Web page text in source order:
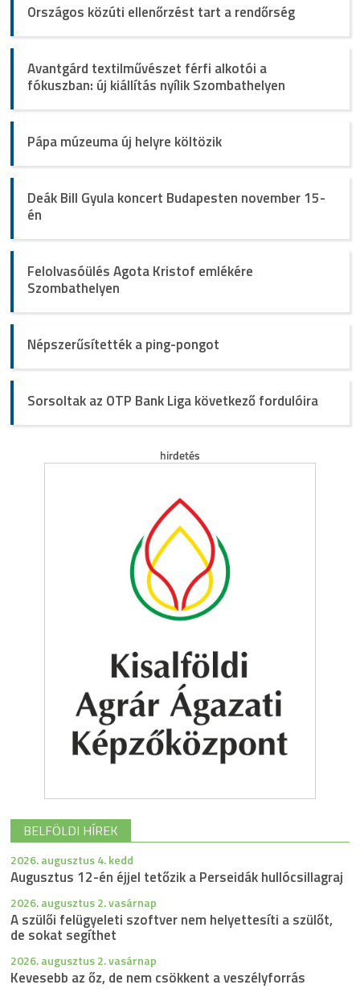
Országos közúti ellenőrzést tart a rendőrség
Avantgárd textilművészet férfi alkotói a
fókuszban: új kiállítás nyílik Szombathelyen
Pápa múzeuma új helyre költözik
Deák Bill Gyula koncert Budapesten november 15-
én
Felolvasóülés Agota Kristof emlékére
Szombathelyen
Népszerűsítették a ping-pongot
Sorsoltak az OTP Bank Liga következő fordulóira
BELFÖLDI HÍREK
2026. augusztus 4. kedd
Augusztus 12-én éjjel tetőzik a Perseidák hullócsillagraj
2026. augusztus 2. vasárnap
A szülői felügyeleti szoftver nem helyettesíti a szülőt,
de sokat segíthet
2026. augusztus 2. vasárnap
Kevesebb az őz, de nem csökkent a veszélyforrás